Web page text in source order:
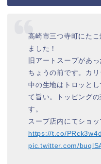
高崎市三つ寺町にた
ました！
旧アートスープがあ
ちょうの前です。カ
中の生地はトロッと
て旨い。トッピング
す。
スープ店内にてショ
https://t.co/
pic.twitter.com/